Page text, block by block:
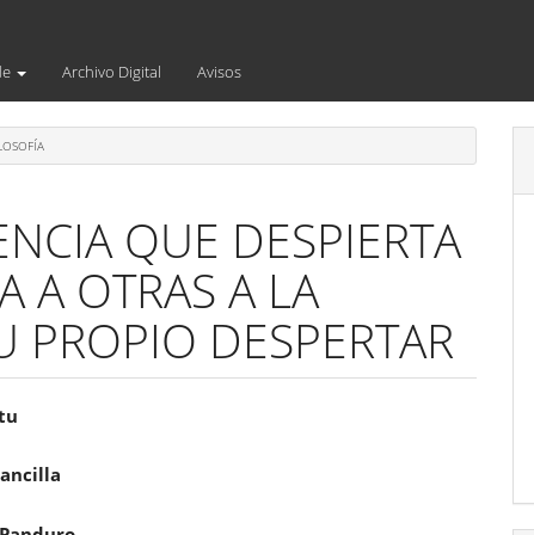
Archivo Digital Avisos
QUE DESPIERTA
A OTRAS A LA
PROPIO DESPERTAR